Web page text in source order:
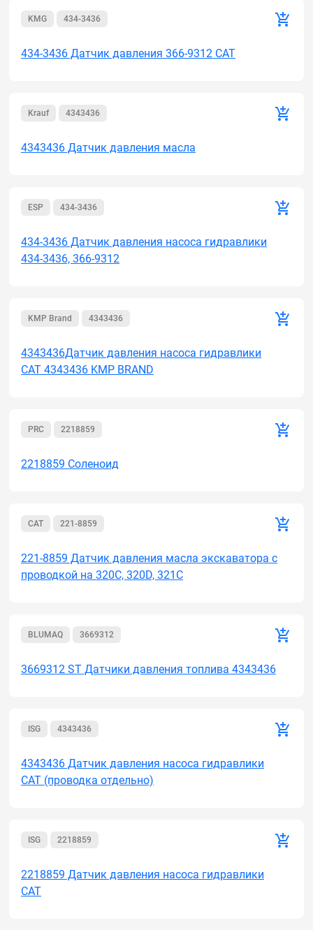
KMG 434-3436
434-3436 Датчик давления 366-9312 CAT
Krauf 4343436
4343436 Датчик давления масла
ESP 434-3436
434-3436 Датчик давления насоса гидравлики
434-3436, 366-9312
KMP Brand 4343436
4343436Датчик давления насоса гидравлики
CAT 4343436 KMP BRAND
PRC 2218859
2218859 Соленоид
CAT 221-8859
221-8859 Датчик давления масла экскаватора с
проводкой на 320C, 320D, 321C
BLUMAQ 3669312
3669312 ST Датчики давления топлива 4343436
ISG 4343436
4343436 Датчик давления насоса гидравлики
CAT (проводка отдельно)
ISG 2218859
2218859 Датчик давления насоса гидравлики
CAT